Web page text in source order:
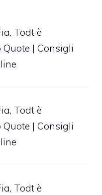
Todt è
Quote | Consigli
Todt è
Quote | Consigli
Todt è